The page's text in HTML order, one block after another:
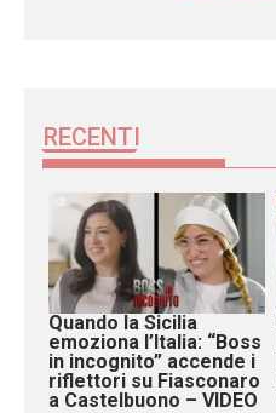
RECENTI
Quando la Sicilia
emoziona l’Italia: “Boss
in incognito” accende i
riflettori su Fiasconaro
a Castelbuono – VIDEO